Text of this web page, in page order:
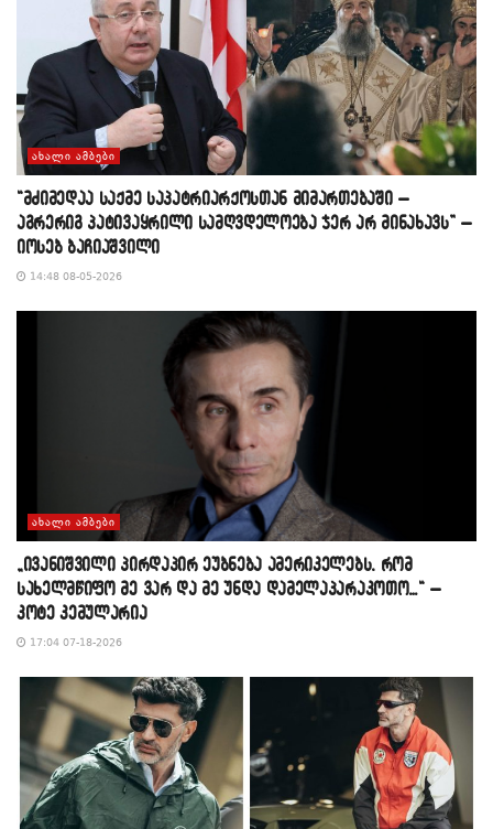
ᲐᲮᲐᲚᲘ ᲐᲛᲑᲔᲑᲘ
“მძიმედაა საქმე საპატრიარქოსთან მიმართებაში –
აგრერიგ პატივაყრილი სამღვდელოება ჯერ არ მინახავს” –
იოსებ ბაჩიაშვილი
14:48 08-05-2026
ᲐᲮᲐᲚᲘ ᲐᲛᲑᲔᲑᲘ
„ივანიშვილი პირდაპირ ეუბნება ამერიკელებს, რომ
სახელმწიფო მე ვარ და მე უნდა დამელაპარაკოთო…“ –
კოტე კემულარია
17:04 07-18-2026